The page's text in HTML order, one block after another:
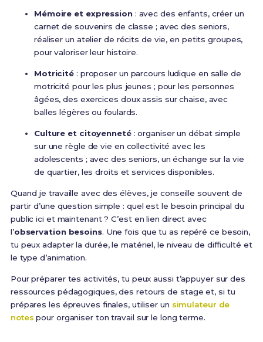
Mémoire et expression: avec des enfants, créer un
carnet de souvenirs de classe ; avec des seniors,
réaliser un atelier de récits de vie, en petits groupes,
pour valoriser leur histoire.
Motricité : proposer un parcours ludique en salle de
motricité pour les plus jeunes ; pour les personnes
âgées, des exercices doux assis sur chaise, avec
balles légères ou foulards.
Culture et citoyenneté: organiser un débat simple
sur une règle de vie en collectivité avec les
adolescents ; avec des seniors, un échange sur la vie
de quartier, les droits et services disponibles.
Quand je travaille avec des élèves, je conseille souvent de
partir d’une question simple : quel est le besoin principal du
public ici et maintenant ? C’est en lien direct avec
l’observation besoins. Une fois que tu as repéré ce besoin,
tu peux adapter la durée, le matériel, le niveau de difficulté et
le type d’animation.
Pour préparer tes activités, tu peux aussi t’appuyer sur des
ressources pédagogiques, des retours de stage et, si tu
prépares les épreuves finales, utiliser un simulateur de
notes pour organiser ton travail sur le long terme.